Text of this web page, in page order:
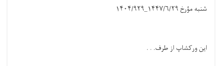
شنبه مؤرخ ۱۴۴۷/۶/۲۹_۱۴۰۴/۹۲۹
این ورکشاپ از طرف. . .